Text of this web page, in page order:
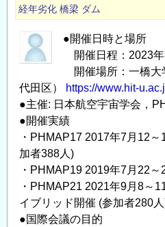
態
視
に
す
る
セ
ッ
シ
ョ
ン
phmap23
経年劣化 橋梁 ダム
●開催日時と場所
開催日程：2023年
開催場所：一橋
代田区）
https://www.hit-
●主催: 日本航空宇宙学会，
●開催実績
・PHMAP17 2017年7月12
加者388人)
・PHMAP19 2019年7月22
・PHMAP21 2021年9月8
イブリッド開催 (参加者280
●国際会議の目的